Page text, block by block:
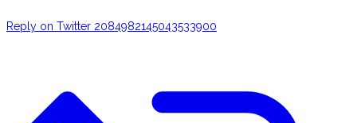
Reply on Twitter 2084982145043533900